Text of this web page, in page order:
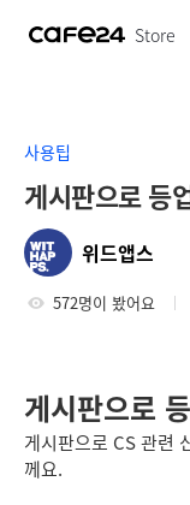
Store
사용팁
게시판으로 등
위드앱스
572명이 봤어요
게시판으로
게시판으로 CS 관련
께요.